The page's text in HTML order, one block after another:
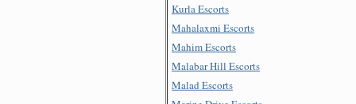
Kurla Escorts
Mahalaxmi Escorts
Mahim Escorts
Malabar Hill Escorts
Malad Escorts